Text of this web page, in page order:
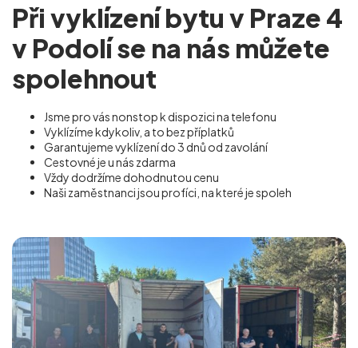
Při vyklízení bytu v Praze 4
v Podolí se na nás můžete
spolehnout
Jsme pro vás nonstop k dispozici na telefonu
Vyklízíme kdykoliv, a to bez příplatků
Garantujeme vyklízení do 3 dnů od zavolání
Cestovné je u nás zdarma
Vždy dodržíme dohodnutou cenu
Naši zaměstnanci jsou profíci, na které je spoleh